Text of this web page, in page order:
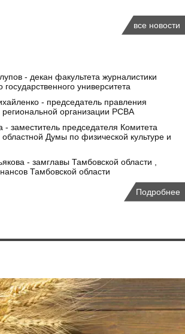
все новости
- декан факультета журналистики
государственного университета
- председатель правления
организации РСВА
- заместитель председателя Комитета
Думы по физической культуре и
- замглавы Тамбовской области ,
Тамбовской области
Подробнее